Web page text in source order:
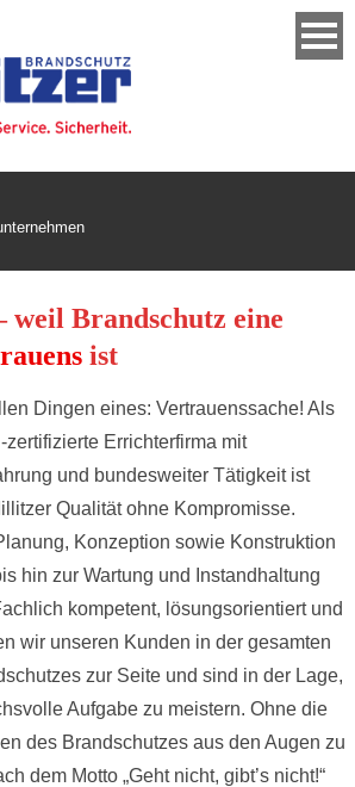
Brandschutz eine
ist
Dingen eines: Vertrauenssache! Als
Errichterfirma mit
und bundesweiter Tätigkeit ist
Qualität ohne Kompromisse.
Konzeption sowie Konstruktion
hin zur Wartung und Instandhaltung
kompetent, lösungsorientiert und
wir unseren Kunden in der gesamten
zur Seite und sind in der Lage,
Aufgabe zu meistern. Ohne die
des Brandschutzes aus den Augen zu
dem Motto „Geht nicht, gibt’s nicht!“